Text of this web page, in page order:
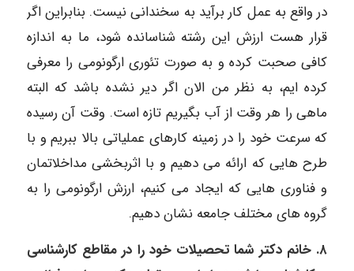
در واقع به عمل کار برآید به سخندانی نیست. بنابراین اگر
قرار هست ارزش این رشته شناسانده شود، ما به اندازه
کافی صحبت کرده و به صورت تئوری ارگونومی را معرفی
کرده ایم، به نظر من الان اگر دیر نشده باشد که البته
ماهی را هر وقت از آب بگیریم تازه است. وقت آن رسیده
که سرعت خود را در زمینه کارهای عملیاتی بالا ببریم و با
طرح هایی که ارائه می دهیم و با اثربخشی مداخلاتمان
و فناوری هایی که ایجاد می کنیم، ارزش ارگونومی را به
گروه های مختلف جامعه نشان دهیم.
۸. خانم دکتر شما تحصیلات خود را در مقاطع کارشناسی